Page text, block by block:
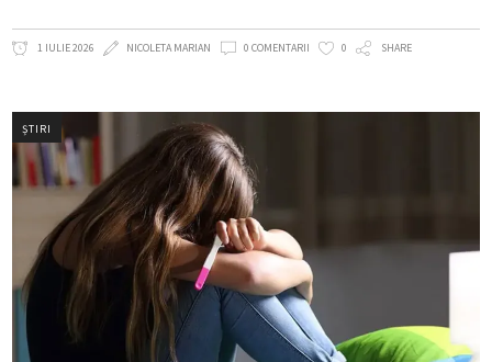
1 IULIE 2026 NICOLETA MARIAN 0 COMENTARII 0 SHARE
ȘTIRI